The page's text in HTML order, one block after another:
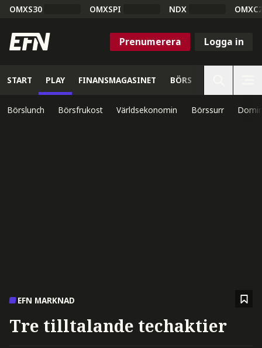
OMXS30 OMXSPI NDX
Prenumerera Logga in
START PLAY FINANSMAGASINET BÖRS
Börslunch Börsfrukost Världsekonomin Börssurr
EFN MARKNAD
Tre tilltalande techaktier